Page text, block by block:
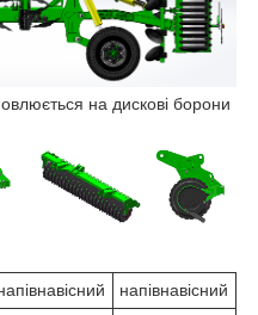
на дискові борони
напівнавісний